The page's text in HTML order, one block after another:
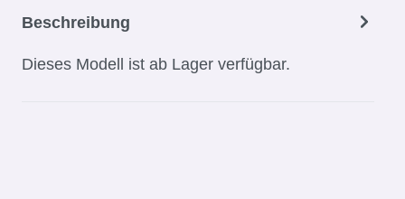
Beschreibung
Dieses Modell ist ab Lager verfügbar.